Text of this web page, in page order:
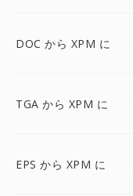
DOC から XPM に
TGA から XPM に
EPS から XPM に